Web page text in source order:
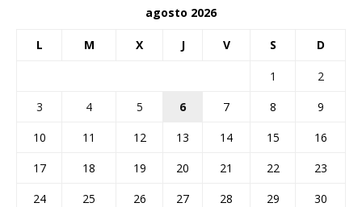
agosto 2026
L M X J V S D
1
2
3
4 5 6 7 8
9
10
11 12 13 14 15
16
17
18 19 20 21 22
23
24
25 26 27 28 29
30